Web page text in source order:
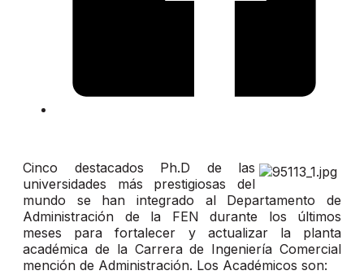
Cinco destacados Ph.D de las
universidades más prestigiosas del
mundo se han integrado al Departamento de
Administración de la FEN durante los últimos
meses para fortalecer y actualizar la planta
académica de la Carrera de Ingeniería Comercial
mención de Administración. Los Académicos son: